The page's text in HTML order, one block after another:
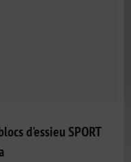
d'essieu SPORT